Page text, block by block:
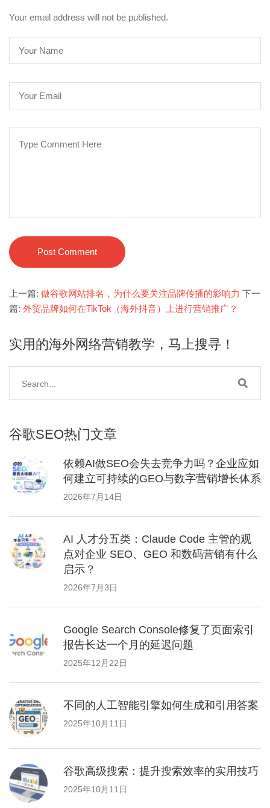
Your email address will not be published.
Post Comment
上一篇: 做谷歌网站排名，为什么要关注品牌传播的影响力 下一
篇: 外贸品牌如何在TikTok（海外抖音）上进行营销推广？
实用的海外网络营销教学，马上搜寻！
谷歌SEO热门文章
依赖AI做SEO会失去竞争力吗？企业应如
何建立可持续的GEO与数字营销增长体系
2026年7月14日
AI 人才分五类：Claude Code 主管的观
点对企业 SEO、GEO 和数码营销有什么
启示？
2026年7月3日
Google Search Console修复了页面索引
报告长达一个月的延迟问题
2025年12月22日
不同的人工智能引擎如何生成和引用答案
2025年10月11日
谷歌高级搜索：提升搜索效率的实用技巧
2025年10月11日